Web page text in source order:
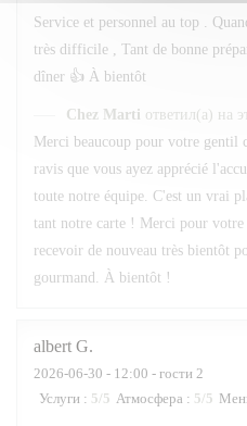
Service et personnel au top .
très difficile , Tant de bonne
dîner 👍 À bientôt
Chez Marti ответил(а) на
Merci beaucoup pour votre gentil
ravis que vous ayez apprécié
toute notre équipe. C'est un vrai
tant notre carte ! Merci pour
recevoir de nouveau très bientôt
gourmand. À bientôt !
albert G
2026-06-30 - 12:00 - гости 2
Услуги : 5/5 Атмосфера : 5/5